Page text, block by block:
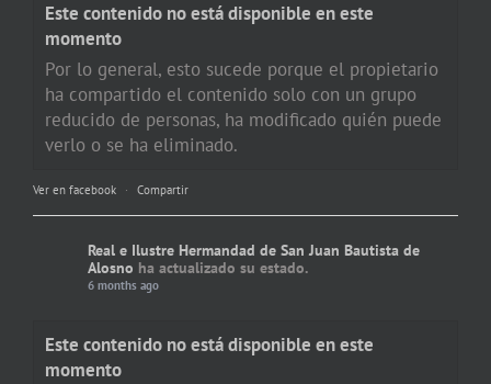
Este contenido no está disponible en este
momento
Por lo general, esto sucede porque el propietario
ha compartido el contenido solo con un grupo
reducido de personas, ha modificado quién puede
verlo o se ha eliminado.
Ver en facebook · Compartir
Real e Ilustre Hermandad de San Juan Bautista de
Alosno ha actualizado su estado.
6 months ago
Este contenido no está disponible en este
momento